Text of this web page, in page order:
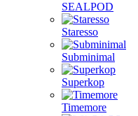
SEALPOD
Staresso
Subminimal
Superkop
Timemore